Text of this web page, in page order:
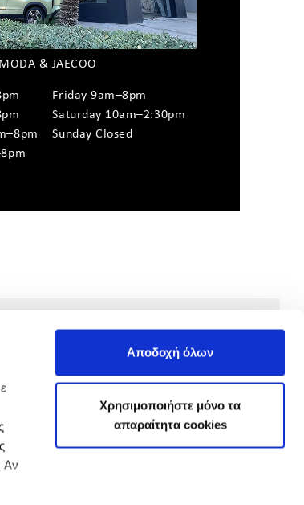
Αν
Αποδοχή όλων
Χρησιμοποιήστε μόνο τα
απαραίτητα cookies
& JAECOO
Friday 9am–8pm
Saturday 10am–2:30pm
Sunday Closed